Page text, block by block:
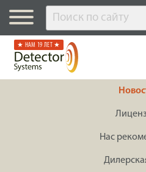
★ НАМ 19 ЛЕТ ★
Нас